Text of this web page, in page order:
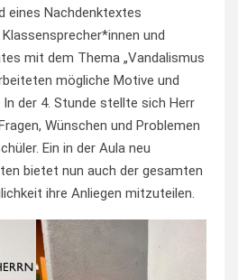
eines Nachdenktextes
und
mit dem Thema „Vandalismus
mögliche Motive und
der 4. Stunde stellte sich Herr
Wünschen und Problemen
Ein in der Aula neu
bietet nun auch der gesamten
ihre Anliegen mitzuteilen.